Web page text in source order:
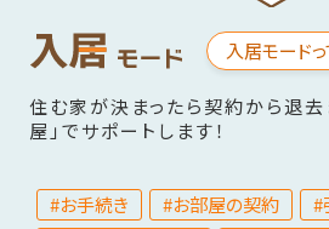
入居モードっ
住む家が決まったら契約から退去
屋」でサポートします！
#お手続き #お部屋の契約
#